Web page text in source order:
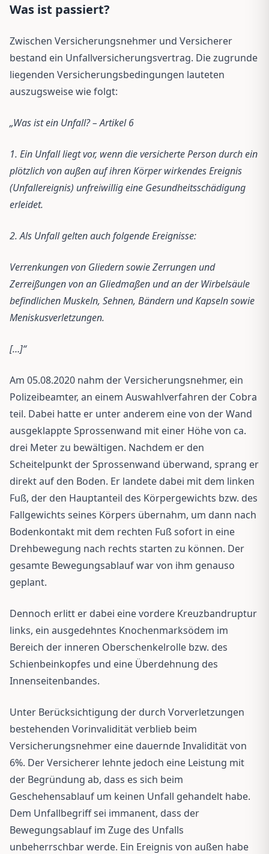
Was ist passiert?
Zwischen Versicherungsnehmer und Versicherer
bestand ein Unfallversicherungsvertrag. Die zugrunde
liegenden Versicherungsbedingungen lauteten
auszugsweise wie folgt:
„Was ist ein Unfall? – Artikel 6
1. Ein Unfall liegt vor, wenn die versicherte Person durch ein
plötzlich von außen auf ihren Körper wirkendes Ereignis
(Unfallereignis) unfreiwillig eine Gesundheitsschädigung
erleidet.
2. Als Unfall gelten auch folgende Ereignisse:
Verrenkungen von Gliedern sowie Zerrungen und
Zerreißungen von an Gliedmaßen und an der Wirbelsäule
befindlichen Muskeln, Sehnen, Bändern und Kapseln sowie
Meniskusverletzungen.
[…]“
Am 05.08.2020 nahm der Versicherungsnehmer, ein
Polizeibeamter, an einem Auswahlverfahren der Cobra
teil. Dabei hatte er unter anderem eine von der Wand
ausgeklappte Sprossenwand mit einer Höhe von ca.
drei Meter zu bewältigen. Nachdem er den
Scheitelpunkt der Sprossenwand überwand, sprang er
direkt auf den Boden. Er landete dabei mit dem linken
Fuß, der den Hauptanteil des Körpergewichts bzw. des
Fallgewichts seines Körpers übernahm, um dann nach
Bodenkontakt mit dem rechten Fuß sofort in eine
Drehbewegung nach rechts starten zu können. Der
gesamte Bewegungsablauf war von ihm genauso
geplant.
Dennoch erlitt er dabei eine vordere Kreuzbandruptur
links, ein ausgedehntes Knochenmarksödem im
Bereich der inneren Oberschenkelrolle bzw. des
Schienbeinkopfes und eine Überdehnung des
Innenseitenbandes.
Unter Berücksichtigung der durch Vorverletzungen
bestehenden Vorinvalidität verblieb beim
Versicherungsnehmer eine dauernde Invalidität von
6%. Der Versicherer lehnte jedoch eine Leistung mit
der Begründung ab, dass es sich beim
Geschehensablauf um keinen Unfall gehandelt habe.
Dem Unfallbegriff sei immanent, dass der
Bewegungsablauf im Zuge des Unfalls
unbeherrschbar werde. Ein Ereignis von außen habe